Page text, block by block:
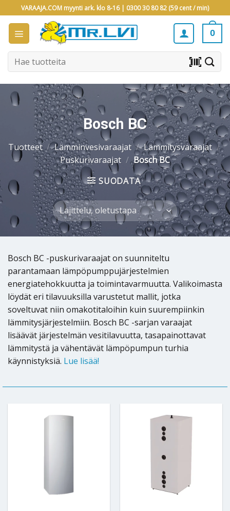
to
content
VARAAJA.COM myynti ark. klo 8-16 | 0300 30 80 82 (59 cent / min)
0
Etsi: barcode_scanner
Bosch BC
Tuotteet / Lämminvesivaraajat / Lämmitysvaraajat /
Puskurivaraajat / Bosch BC
SUODATA
Bosch BC -puskurivaraajat on suunniteltu
parantamaan lämpöpumppujärjestelmien
energiatehokkuutta ja toimintavarmuutta. Valikoimasta
löydät eri tilavuuksilla varustetut mallit, jotka
soveltuvat niin omakotitaloihin kuin suurempiinkin
lämmitysjärjestelmiin. Bosch BC -sarjan varaajat
lisäävät järjestelmän vesitilavuutta, tasapainottavat
lämmitystä ja vähentävät lämpöpumpun turhia
käynnistyksiä. Lue lisää!